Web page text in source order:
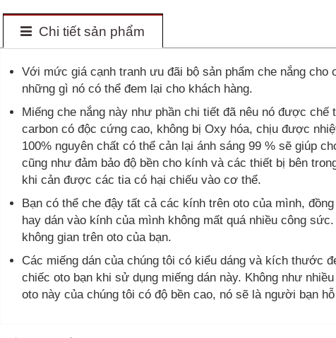
Chi tiết sản phẩm
Với mức giá cạnh tranh ưu đãi bộ sản phẩm che nắng
những gì nó có thể đem lại cho khách hàng.
Miếng che nắng này như phần chi tiết đã nêu nó được
carbon có độc cứng cao, không bị Oxy hóa, chịu được
100% nguyên chất có thể cản lại ánh sáng 99 % sẽ giúp
cũng như đảm bảo độ bền cho kính và các thiết bị bên
khi cản được các tia có hại chiếu vào cơ thể.
Bạn có thể che đậy tất cả các kính trên oto của mình,
hay dán vào kính của mình không mất quá nhiều công
không gian trên oto của bạn.
Các miếng dán của chúng tôi có kiểu dáng và kích thước
chiếc oto bạn khi sử dụng miếng dán này. Không như
oto này của chúng tôi có độ bền cao, nó sẽ là người bạn